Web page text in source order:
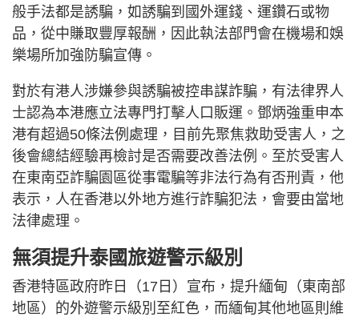
般手法都是誘騙，如誘騙到國外運錢、運鑽石或物
品，從中賺取豐厚報酬，因此執法部門會在機場和娛
樂場所加強防騙宣傳。
對於有港人涉嫌參與誘騙被控串謀詐騙，有法律界人
士認為本港應立法專門打擊人口販運。鄧炳強重申本
港有超過50條法例處理，目前先聚焦救助受害人，之
後會總結經驗再檢討是否需要改善法例。至於受害人
在東南亞詐騙園區從事電騙等非法行為有否刑責，他
表示，人在香港以外地方進行詐騙犯法，會要由當地
法律處理。
無須提升泰國旅遊警示級別
香港特區政府昨日（17日）宣布，提升緬甸（東南部
地區）的外遊警示級別至紅色，而緬甸其他地區則維